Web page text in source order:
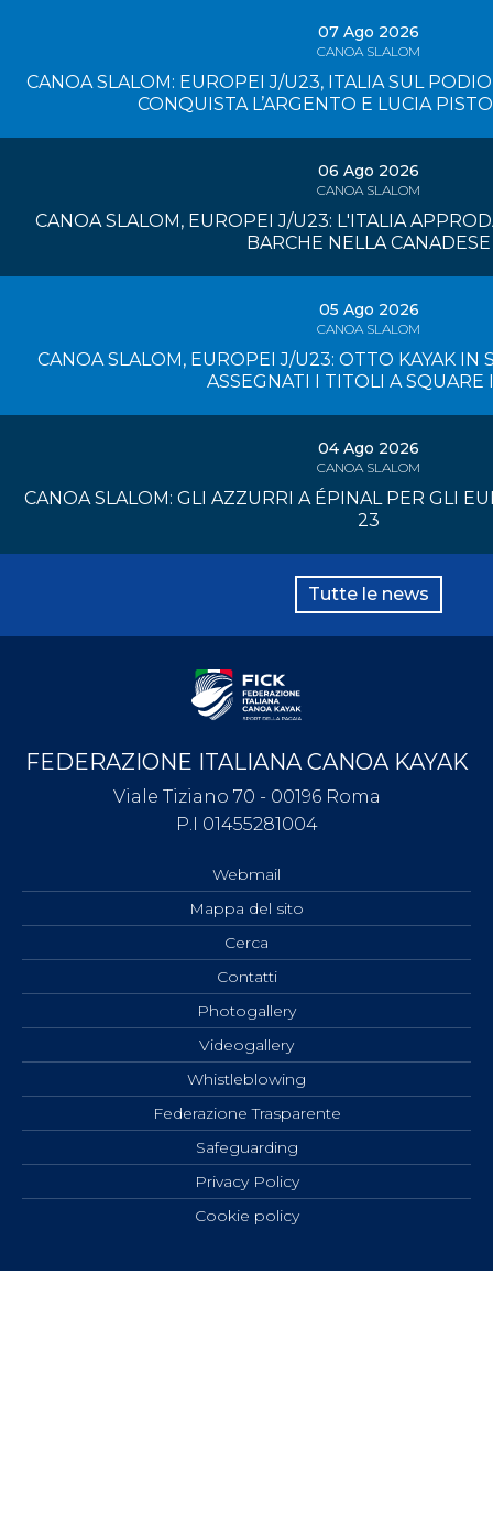
07 Ago 2026
CANOA SLALOM
CANOA SLALOM: EUROPEI J/U23, ITALIA SUL
CONQUISTA L’ARGENTO E LUCIA
06 Ago 2026
CANOA SLALOM
CANOA SLALOM, EUROPEI J/U23: L'ITALIA
BARCHE NELLA CANADESE
05 Ago 2026
CANOA SLALOM
CANOA SLALOM, EUROPEI J/U23: OTTO KAYAK IN
ASSEGNATI I TITOLI A SQUARE
04 Ago 2026
CANOA SLALOM
CANOA SLALOM: GLI AZZURRI A ÉPINAL PER GLI
23
Tutte le news
FEDERAZIONE ITALIANA CANOA KAYAK
Viale Tiziano 70 - 00196 Roma
P.I 01455281004
Webmail
Mappa del sito
Cerca
Contatti
Photogallery
Videogallery
Whistleblowing
Federazione Trasparente
Safeguarding
Privacy Policy
Cookie policy